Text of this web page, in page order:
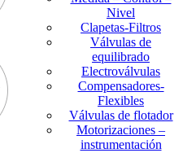
Nivel
Clapetas-Filtros
Válvulas de
equilibrado
Electroválvulas
Compensadores-
Flexibles
Válvulas de flotador
Motorizaciones –
instrumentación